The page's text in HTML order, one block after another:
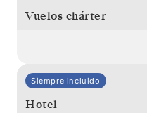
Vuelos chárter
Siempre incluido
Hotel